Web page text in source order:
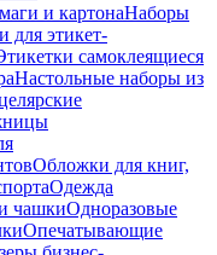
и картонаНаборы
для этикет-
самоклеящиеся
Настольные наборы из
Обложки для книг,
Одежда
чашкиОдноразовые
Опечатывающие